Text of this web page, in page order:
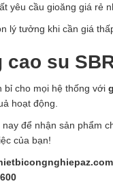
yêu cầu gioăng giá rẻ
lý tưởng khi cần giá
cao su
cho mọi hệ thống với
hoạt động.
nay để nhận sản phẩm
của bạn!